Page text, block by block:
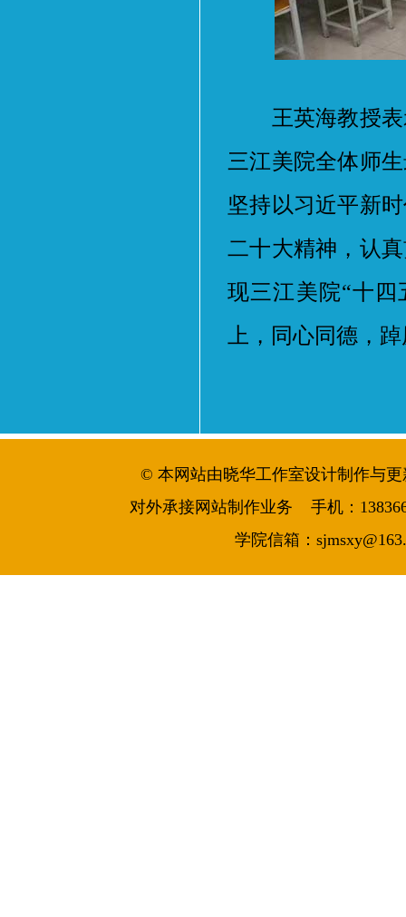
王英海教授表
三江美院全体师
坚持以习近平新
二十大精神，认
现三江美院“十
上，同心同德，
© 本网站由晓华工作室设计制作与更
对外承接网站制作业务 手机：
学院信箱：